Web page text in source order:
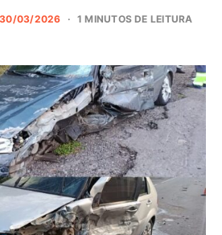
30/03/2026 1 MINUTOS DE LEITURA